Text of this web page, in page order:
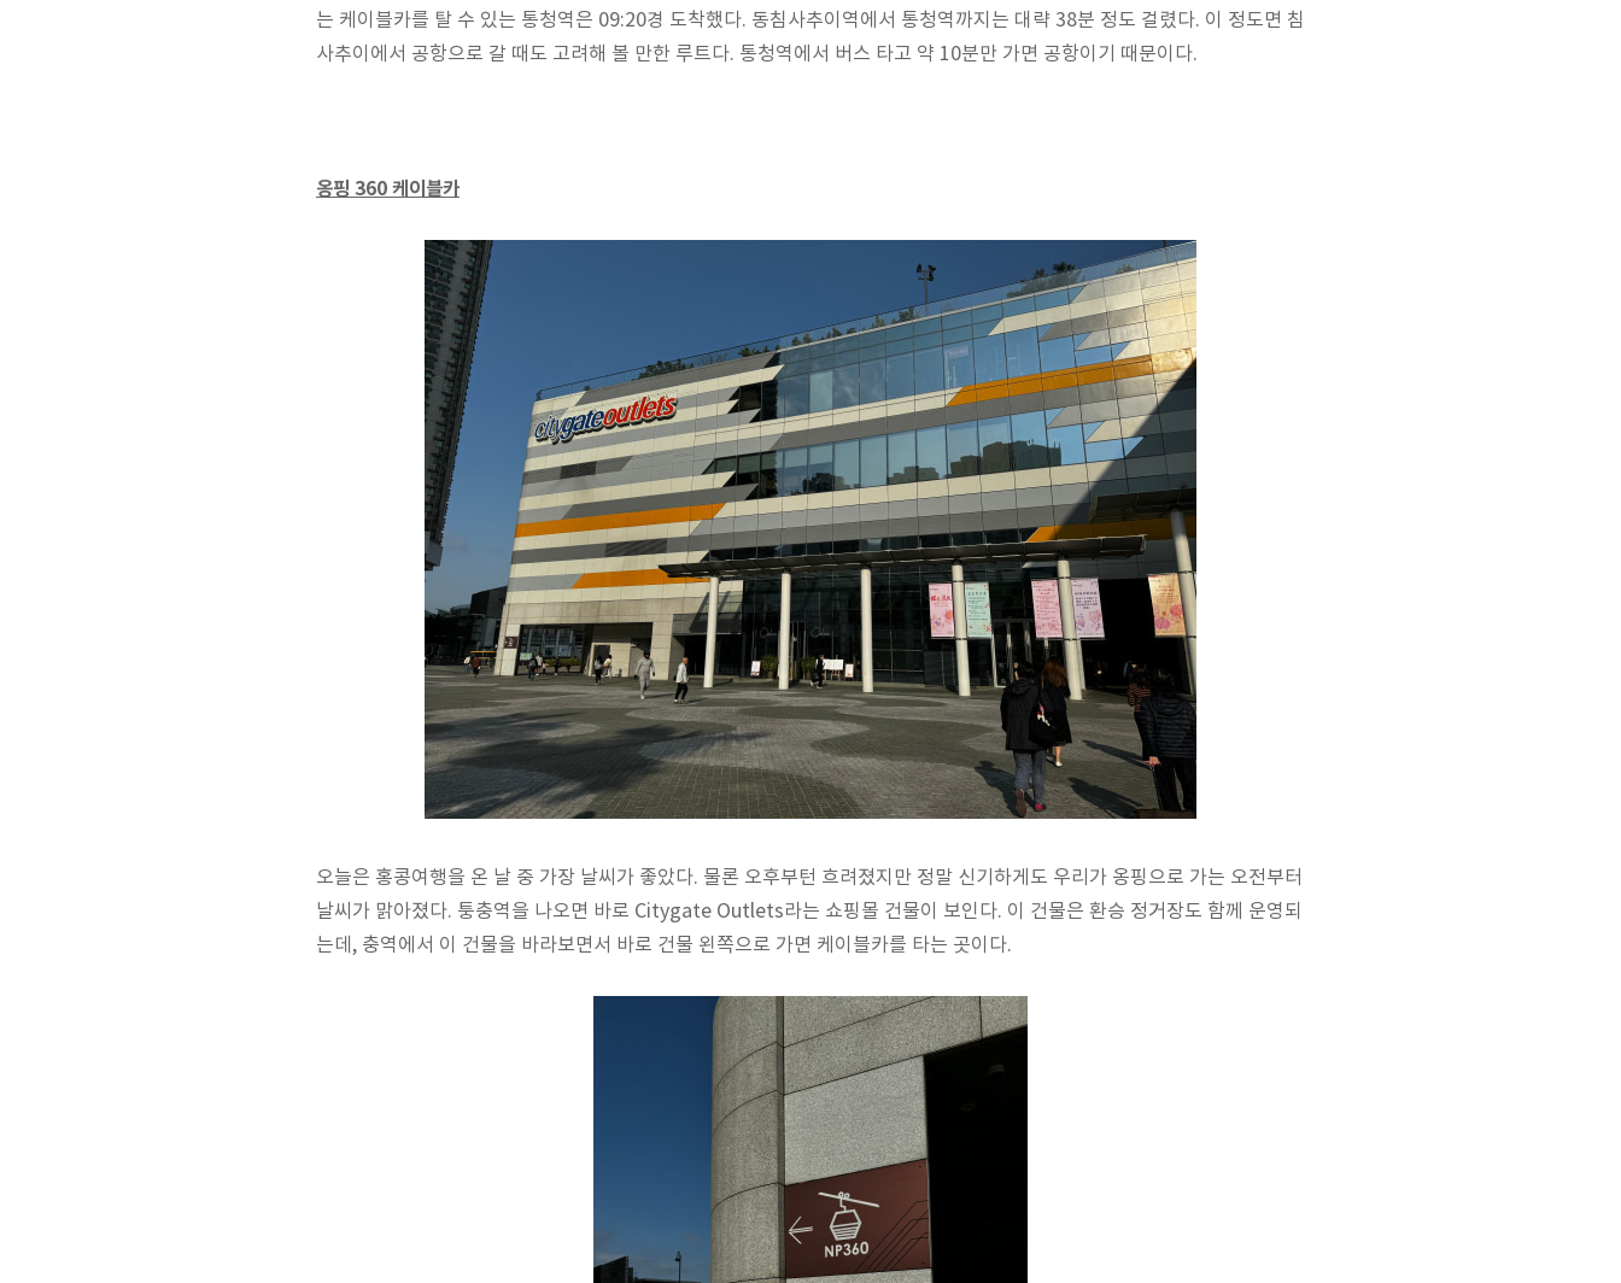
는 케이블카를 탈 수 있는 통청역은 09:20경 도착했다. 동침사추이역에서 통청역까지는 대략 38분 정도 걸렸다. 이 정도면 침
사추이에서 공항으로 갈 때도 고려해 볼 만한 루트다. 통청역에서 버스 타고 약 10분만 가면 공항이기 때문이다.
옹핑 360 케이블카
오늘은 홍콩여행을 온 날 중 가장 날씨가 좋았다. 물론 오후부턴 흐려졌지만 정말 신기하게도 우리가 옹핑으로 가는 오전부터
날씨가 맑아졌다. 퉁충역을 나오면 바로 Citygate Outlets라는 쇼핑몰 건물이 보인다. 이 건물은 환승 정거장도 함께 운영되
는데, 충역에서 이 건물을 바라보면서 바로 건물 왼쪽으로 가면 케이블카를 타는 곳이다.